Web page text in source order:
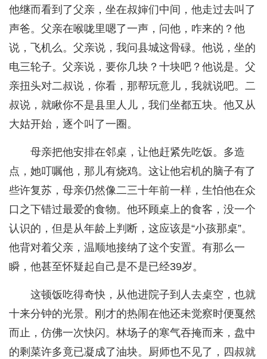
他继而看到了父亲，坐在叔婶们中间，他走过去叫了
声爸。父亲在喉咙里嗯了一声，问他，咋来的？他
说，飞机么。父亲说，我问县城这骨碌。他说，坐的
电三轮子。父亲说，要你几块？十块吧？他说是。父
亲扭头对二叔说，你看，那帮玩意儿，我就说吧。二
叔说，就瞅你不是县里人儿，我们坐都五块。他又从
大姑开始，逐个叫了一圈。
母亲把他安排在邻桌，让他赶紧先吃饭。多造
点，她叮嘱他，那儿有烧鸡。这让他宕机的脑子有了
些许复苏，母亲仍然像二三十年前一样，生怕他在众
口之下错过最爱的食物。他环顾桌上的食客，没一个
认识的，但是从年龄上判断，这应该是“小孩那桌”。
他背对着父亲，温顺地接纳了这个安置。有那么一
瞬，他甚至怀疑起自己是不是已经39岁。
这顿饭吃得奇快，从他进院子到人去桌空，也就
十来分钟的光景。刚才的热闹在他还未觉察时便戛然
而止，仿佛一次快闪。林场子的寒气吞掩而来，盘中
的剩菜许多竟已凝成了油块。厨师也不见了，四叔就